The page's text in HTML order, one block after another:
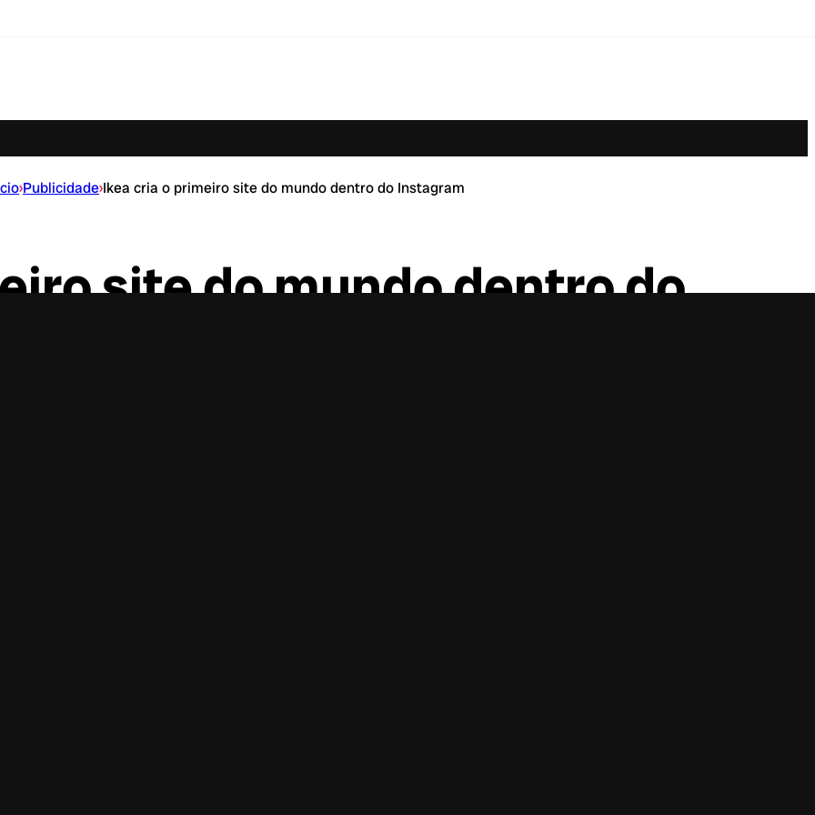
›Publicidade›Ikea cria o primeiro site do mundo dentro do Instagram
site do mundo dentro do